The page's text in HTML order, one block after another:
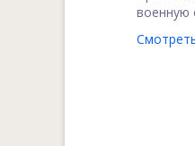
военную